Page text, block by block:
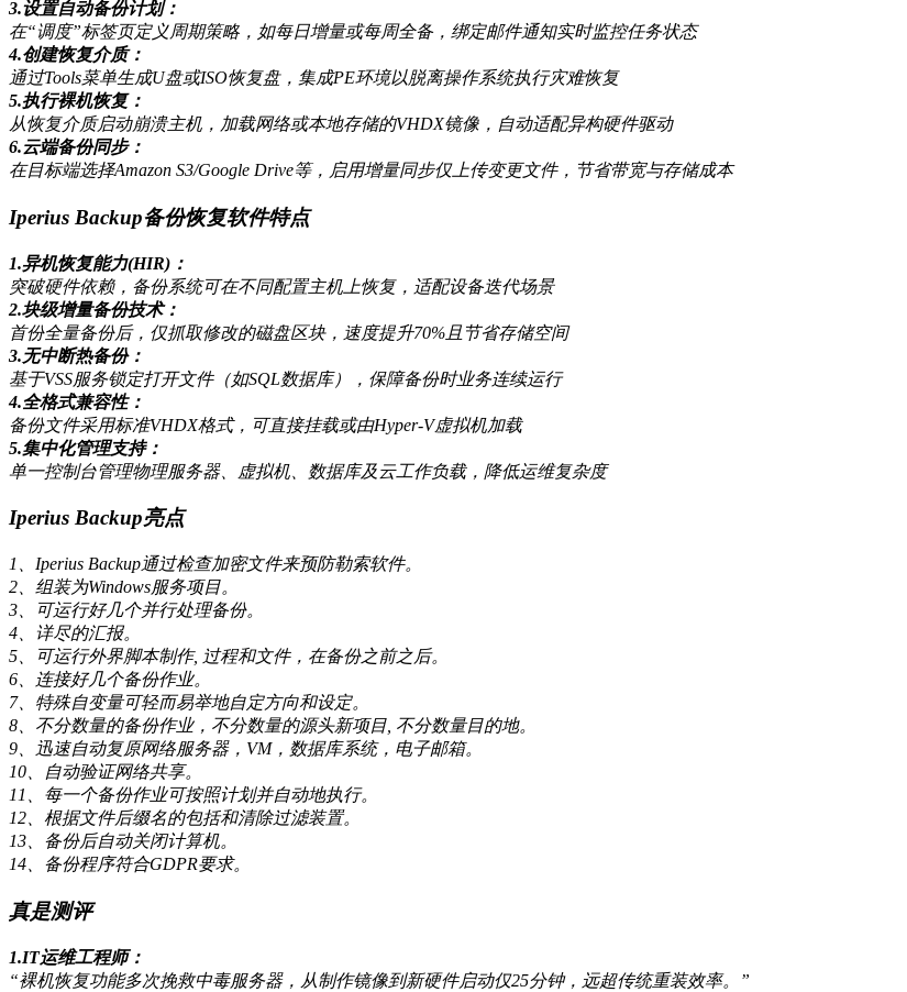
3.设置自动备份计划：
在“调度”标签页定义周期策略，如每日增量或每周全备，绑定邮件通知实时监控任务状态
4.创建恢复介质：
通过Tools菜单生成U盘或ISO恢复盘，集成PE环境以脱离操作系统执行灾难恢复
5.执行裸机恢复：
从恢复介质启动崩溃主机，加载网络或本地存储的VHDX镜像，自动适配异构硬件驱动
6.云端备份同步：
在目标端选择Amazon S3/Google Drive等，启用增量同步仅上传变更文件，节省带宽与存储成本
Iperius Backup备份恢复软件特点
1.异机恢复能力(HIR)：
突破硬件依赖，备份系统可在不同配置主机上恢复，适配设备迭代场景
2.块级增量备份技术：
首份全量备份后，仅抓取修改的磁盘区块，速度提升70%且节省存储空间
3.无中断热备份：
基于VSS服务锁定打开文件（如SQL数据库），保障备份时业务连续运行
4.全格式兼容性：
备份文件采用标准VHDX格式，可直接挂载或由Hyper-V虚拟机加载
5.集中化管理支持：
单一控制台管理物理服务器、虚拟机、数据库及云工作负载，降低运维复杂度
Iperius Backup亮点
1、Iperius Backup通过检查加密文件来预防勒索软件。
2、组装为Windows服务项目。
3、可运行好几个并行处理备份。
4、详尽的汇报。
5、可运行外界脚本制作, 过程和文件，在备份之前之后。
6、连接好几个备份作业。
7、特殊自变量可轻而易举地自定方向和设定。
8、不分数量的备份作业，不分数量的源头新项目, 不分数量目的地。
9、迅速自动复原网络服务器，VM，数据库系统，电子邮箱。
10、自动验证网络共享。
11、每一个备份作业可按照计划并自动地执行。
12、根据文件后缀名的包括和清除过滤装置。
13、备份后自动关闭计算机。
14、备份程序符合GDPR要求。
真是测评
1.IT运维工程师：
“裸机恢复功能多次挽救中毒服务器，从制作镜像到新硬件启动仅25分钟，远超传统重装效率。”